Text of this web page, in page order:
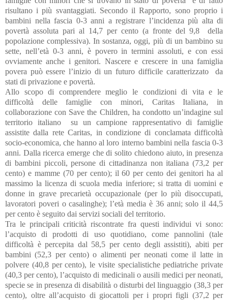
risultano i più svantaggiati. Secondo il Rapporto, sono proprio i
bambini nella fascia 0-3 anni a registrare l’incidenza più alta di
povertà assoluta pari al 14,7 per cento (a fronte del 9,8 della
popolazione complessiva). In sostanza, oggi, più di un bambino su
sette, nell’età 0-3 anni, è povero in termini assoluti, e con essi
ovviamente anche i genitori. Nascere e crescere in una famiglia
povera può essere l’inizio di un futuro difficile caratterizzato da
stati di privazione e povertà.
Allo scopo di comprendere meglio le condizioni di vita e le
difficoltà delle famiglie con minori, Caritas Italiana, in
collaborazione con Save the Children, ha condotto un’indagine sul
territorio italiano su un campione rappresentativo di famiglie
assistite dalla rete Caritas, in condizione di conclamata difficoltà
socio-economica, che hanno al loro interno bambini nella fascia 0-3
anni. Dalla ricerca emerge che di solito chiedono aiuto, in presenza
di bambini piccoli, persone di cittadinanza non italiana (73,2 per
cento) e mamme (70 per cento); il 60 per cento dei genitori ha al
massimo la licenza di scuola media inferiore; si tratta di uomini e
donne in grave precarietà occupazionale (per lo più disoccupati,
lavoratori poveri o casalinghe); l’età media è 36 anni; solo il 44,5
per cento è seguito dai servizi sociali del territorio.
Tra le principali criticità riscontrate fra questi individui vi sono:
l’acquisto di prodotti di uso quotidiano, come pannolini (tale
difficoltà è percepita dal 58,5 per cento degli assistiti), abiti per
bambini (52,3 per cento) o alimenti per neonati come il latte in
polvere (40,8 per cento), le visite specialistiche pediatriche private
(40,3 per cento), l’acquisto di medicinali o ausili medici per neonati,
specie se in presenza di disabilità o disturbi del linguaggio (38,3 per
cento), oltre all’acquisto di giocattoli per i propri figli (37,2 per